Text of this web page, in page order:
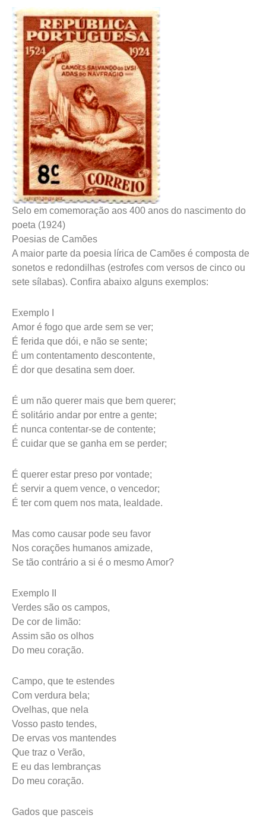
Selo em comemoração aos 400 anos do nascimento do
poeta (1924)
Poesias de Camões
A maior parte da poesia lírica de Camões é composta de
sonetos e redondilhas (estrofes com versos de cinco ou
sete sílabas). Confira abaixo alguns exemplos:
Exemplo I
Amor é fogo que arde sem se ver;
É ferida que dói, e não se sente;
É um contentamento descontente,
É dor que desatina sem doer.
É um não querer mais que bem querer;
É solitário andar por entre a gente;
É nunca contentar-se de contente;
É cuidar que se ganha em se perder;
É querer estar preso por vontade;
É servir a quem vence, o vencedor;
É ter com quem nos mata, lealdade.
Mas como causar pode seu favor
Nos corações humanos amizade,
Se tão contrário a si é o mesmo Amor?
Exemplo II
Verdes são os campos,
De cor de limão:
Assim são os olhos
Do meu coração.
Campo, que te estendes
Com verdura bela;
Ovelhas, que nela
Vosso pasto tendes,
De ervas vos mantendes
Que traz o Verão,
E eu das lembranças
Do meu coração.
Gados que pasceis